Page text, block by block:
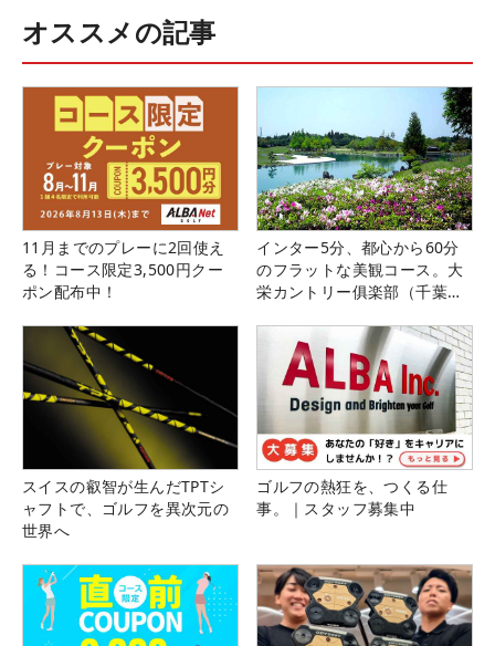
オススメの記事
11月までのプレーに2回使え
る！コース限定3,500円クー
ポン配布中！
インター5分、都心から60分
のフラットな美観コース。大
栄カントリー俱楽部（千葉
スイスの叡智が生んだTPTシ
ャフトで、ゴルフを異次元の
世界へ
ゴルフの熱狂を、つくる仕
事。｜スタッフ募集中